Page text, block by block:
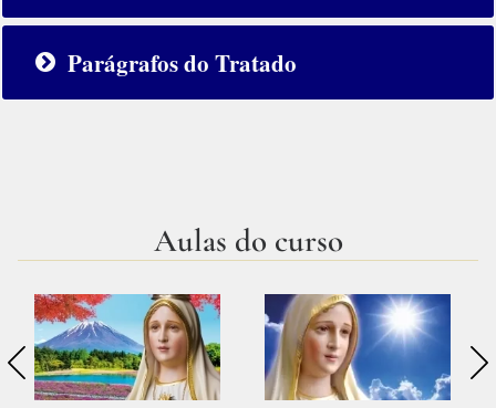
Parágrafos do Tratado
Aulas do curso